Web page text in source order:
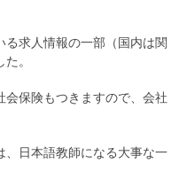
求人情報の一部（国内は関
。
保険もつきますので、会社
、日本語教師になる大事な一